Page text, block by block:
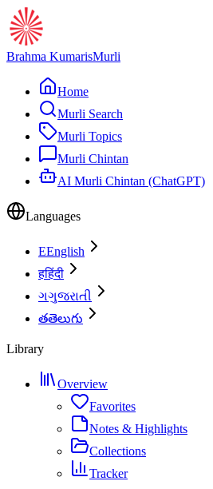
Brahma KumarisMurli
Home
Murli Search
Murli Topics
Murli Chintan
AI Murli Chintan (ChatGPT)
Languages
EEnglish
हहिंदी
ગગુજરાતી
తతెలుగు
Library
Overview
Favorites
Notes & Highlights
Collections
Tracker